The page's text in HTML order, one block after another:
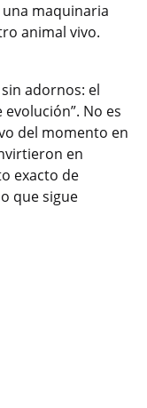
maquinaria
animal vivo.
adornos: el
No es
del momento en
en
exacto de
que sigue